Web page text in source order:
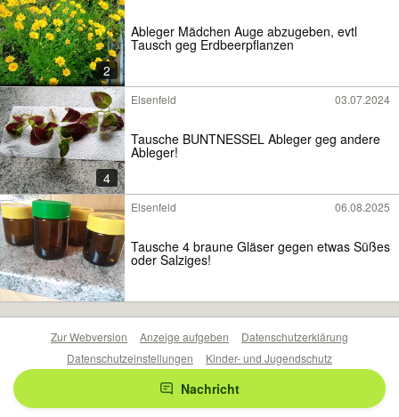
2
Ableger Mädchen Auge abzugeben, evtl
Tausch geg Erdbeerpflanzen
4
Elsenfeld 03.07.2024
Tausche BUNTNESSEL Ableger geg andere
Ableger!
Elsenfeld 06.08.2025
Tausche 4 braune Gläser gegen etwas Süßes
oder Salziges!
Nachricht
Zur Webversion Anzeige aufgeben
Datenschutzerklärung
Datenschutzeinstellungen
Kinder- und Jugendschutz
Barrierefreiheitserklärung